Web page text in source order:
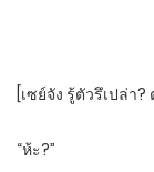
[เซย์จัง​ รู้ตัวรึเปล่า
“ห้ะ?”